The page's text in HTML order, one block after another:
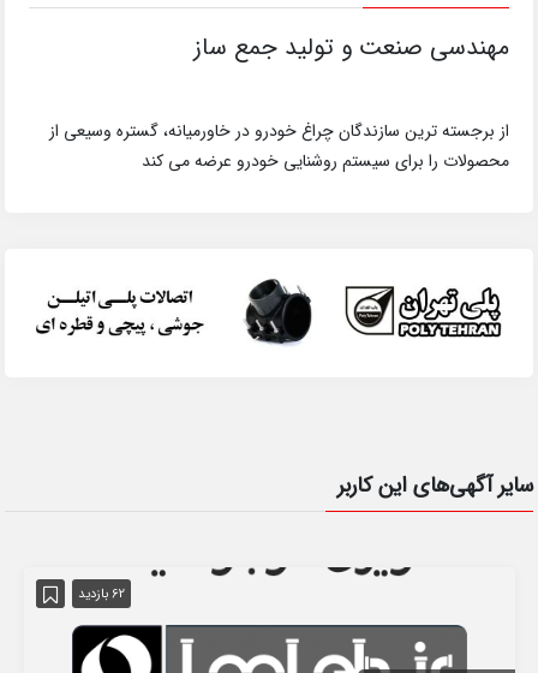
مهندسی صنعت و تولید جمع ساز
از برجسته ترین سازندگان چراغ خودرو در خاورمیانه، گستره وسیعی از
محصولات را برای سیستم روشنایی خودرو عرضه می کند
سایر آگهی‌های این کاربر
62 بازدید